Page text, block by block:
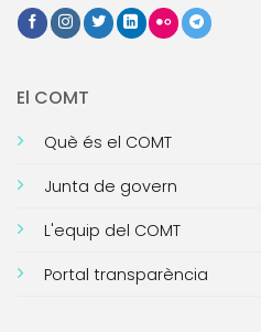
El COMT
Què és el COMT
Junta de govern
L'equip del COMT
Portal transparència